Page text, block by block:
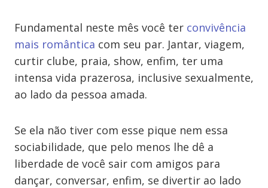
Fundamental neste mês você ter convivência
mais romântica com seu par. Jantar, viagem,
curtir clube, praia, show, enfim, ter uma
intensa vida prazerosa, inclusive sexualmente,
ao lado da pessoa amada.
Se ela não tiver com esse pique nem essa
sociabilidade, que pelo menos lhe dê a
liberdade de você sair com amigos para
dançar, conversar, enfim, se divertir ao lado